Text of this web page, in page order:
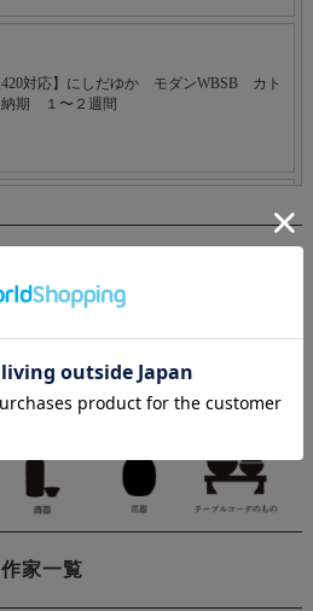
作家一覧